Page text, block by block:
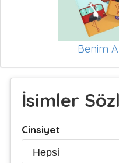
Benim
İsimler
Cinsiyet